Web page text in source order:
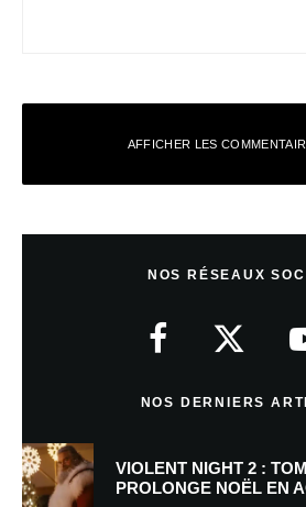
AFFICHER LES
NOS RÉSEAUX
NOS DERNIERS
VIOLENT NIGHT 2 :
PROLONGE NOËL EN